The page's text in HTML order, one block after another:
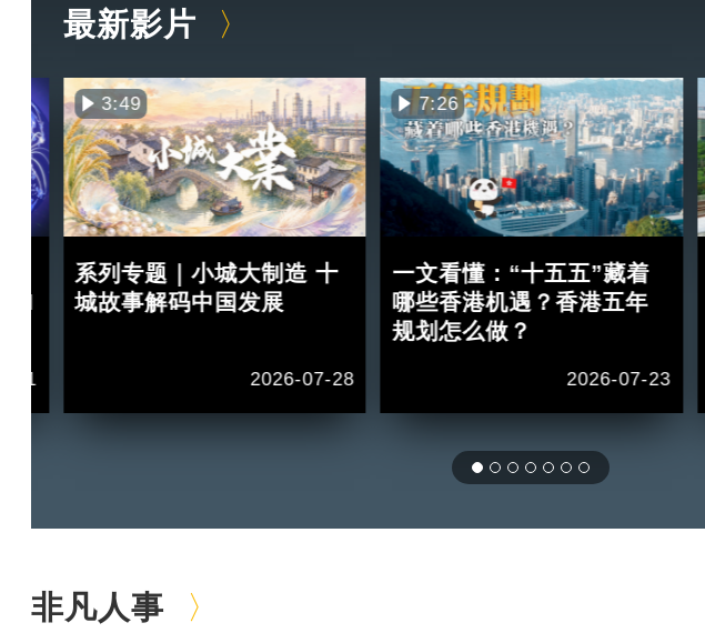
最新影片
II
11
3:49
系列专题｜小城大制造 十
城故事解码中国发展
2026-07-28
7:26
一文看懂：“十五五”藏着
哪些香港机遇？香港五年
规划怎么做？
2026-07-23
非凡人事